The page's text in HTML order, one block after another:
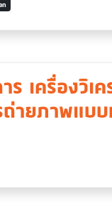
ก
ร เครื่องวิ
ายภาพแบ